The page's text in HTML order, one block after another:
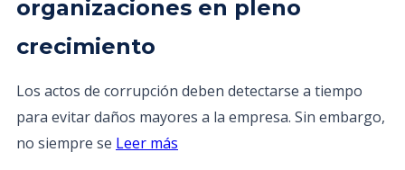
organizaciones en pleno
crecimiento
Los actos de corrupción deben detectarse a tiempo
para evitar daños mayores a la empresa. Sin embargo,
no siempre se Leer más